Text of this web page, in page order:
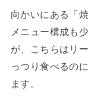
向かいにある「
メニュー構成も
が、こちらはリ
っつり食べるの
ます。